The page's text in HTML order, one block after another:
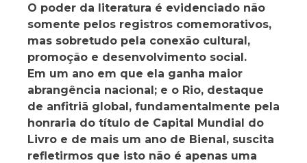
O poder da literatura é evidenciado não
somente pelos registros comemorativos,
mas sobretudo pela conexão cultural,
promoção e desenvolvimento social.
Em um ano em que ela ganha maior
abrangência nacional; e o Rio, destaque
de anfitriã global, fundamentalmente pela
honraria do título de Capital Mundial do
Livro e de mais um ano de Bienal, suscita
refletirmos que isto não é apenas uma